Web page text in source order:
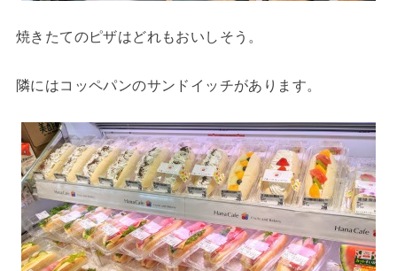
焼きたてのピザはどれもおいしそう。
隣にはコッペパンのサンドイッチがあります。